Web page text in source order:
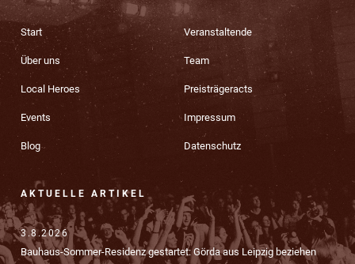
Start
Über uns
Local Heroes
Events
Blog
Veranstaltende
Team
Preisträgeracts
Impressum
Datenschutz
AKTUELLE ARTIKEL
3.8.2026
Bauhaus-Sommer-Residenz gestartet: Görda aus Leipzig beziehen